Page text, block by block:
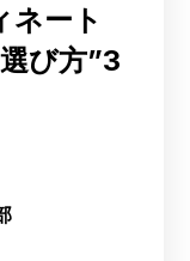
ネート
び方”3